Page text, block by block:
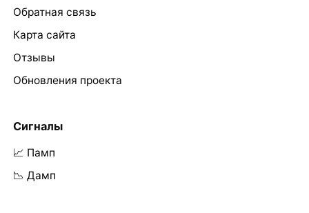
Обратная связь
Карта сайта
Отзывы
Обновления проекта
Сигналы
📈 Памп
📉 Дамп